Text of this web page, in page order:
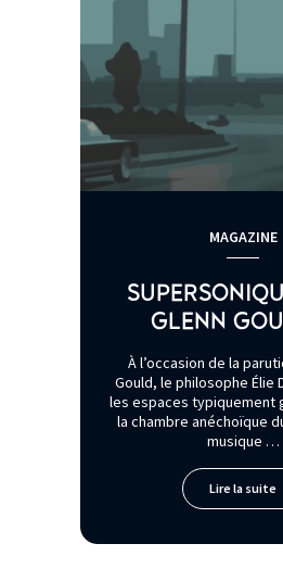
MAGAZINE
GLENN
À l’occasion de la
Gould, le philosophe Élie
les espaces typiquement
la chambre anéchoïque
musique …
Lire la suite